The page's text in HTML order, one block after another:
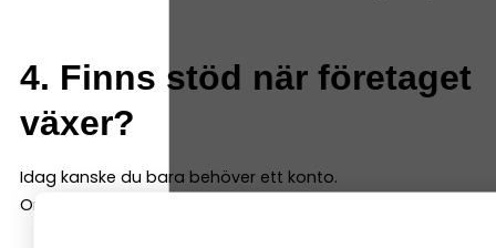
4. Finns stöd när företaget
växer?
Idag kanske du bara behöver ett konto.
Om två år kanske du behöver: